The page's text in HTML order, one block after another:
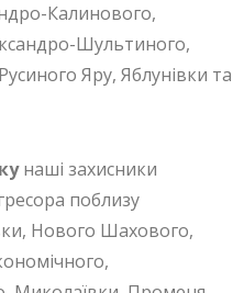
Калинового,
Шультиного,
Яру, Яблунівки та
наші захисники
поблизу
Нового Шахового,